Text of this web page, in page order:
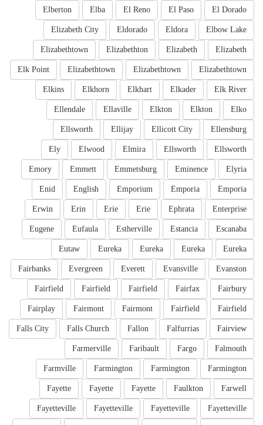
El Dorado
El Paso
El Reno
Elba
Elberton
Elbow Lake
Eldora
Eldorado
Elizabeth City
Elizabeth
Elizabeth
Elizabethton
Elizabethtown
Elizabethtown
Elizabethtown
Elizabethtown
Elk Point
Elk River
Elkader
Elkhart
Elkhorn
Elkins
Elko
Elkton
Elkton
Ellaville
Ellendale
Ellensburg
Ellicott City
Ellijay
Ellsworth
Ellsworth
Ellsworth
Elmira
Elwood
Ely
Elyria
Eminence
Emmetsburg
Emmett
Emory
Emporia
Emporia
Emporium
English
Enid
Enterprise
Ephrata
Erie
Erie
Erin
Erwin
Escanaba
Estancia
Estherville
Eufaula
Eugene
Eureka
Eureka
Eureka
Eureka
Eutaw
Evanston
Evansville
Everett
Evergreen
Fairbanks
Fairbury
Fairfax
Fairfield
Fairfield
Fairfield
Fairfield
Fairfield
Fairmont
Fairmont
Fairplay
Fairview
Falfurrias
Fallon
Falls Church
Falls City
Falmouth
Fargo
Faribault
Farmerville
Farmington
Farmington
Farmington
Farmville
Farwell
Faulkton
Fayette
Fayette
Fayette
Fayetteville
Fayetteville
Fayetteville
Fayetteville